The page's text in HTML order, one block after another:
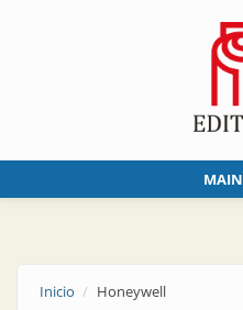
Inicio Honeywell